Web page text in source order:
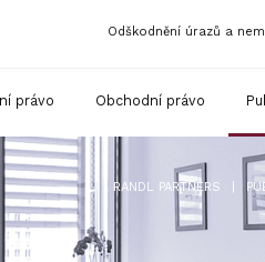
Odškodnění úrazů a
právo Obchodní právo
RANDL PARTNERS